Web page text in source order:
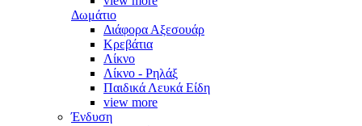
Δωμάτιο
Διάφορα Αξεσουάρ
Κρεβάτια
Λίκνο
Λίκνο - Ρηλάξ
Παιδικά Λευκά Είδη
view more
Ένδυση